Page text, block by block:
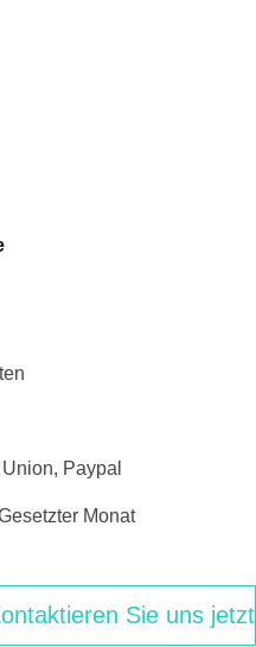
Paypal
Monat
Sie uns jetzt